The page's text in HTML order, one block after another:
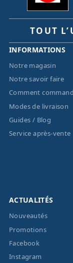
TOUT
INFORMATIONS
Notre magasin
Notre savoir faire
Comment
Modes de livraison
Guides / Blog
Service après-vente
ACTUALITÉS
Nouveautés
Promotions
Facebook
Instagram